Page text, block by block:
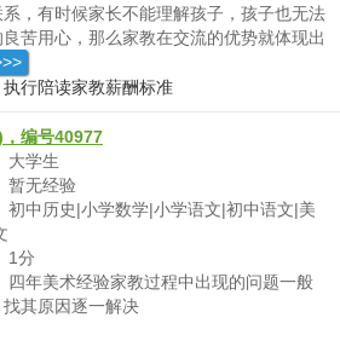
，有时候家长不能理解孩子，孩子也无法
苦用心，那么家教在交流的优势就体现出
我们都是学生，不存在代沟。我会根据学生
哪些方面薄弱，定一套系统性的教学方
子，让孩子清楚理解知识。让自己的努力
成，快乐学习。
执行陪读家教薪酬标准
，编号40977
大学生
暂无经验
初中历史|小学数学|小学语文|初中语文|美
1分
四年美术经验家教过程中出现的问题一般
其原因逐一解决